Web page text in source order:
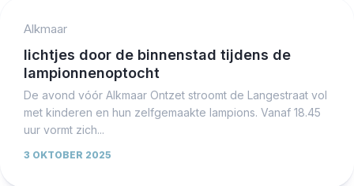
Alkmaar
lichtjes door de binnenstad tijdens de
lampionnenoptocht
De avond vóór Alkmaar Ontzet stroomt de Langestraat vol
met kinderen en hun zelfgemaakte lampions. Vanaf 18.45
uur vormt zich...
3 OKTOBER 2025